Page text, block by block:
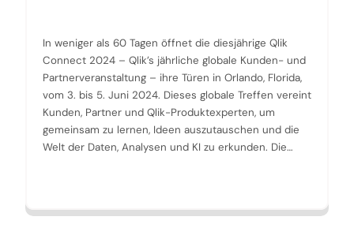
In weniger als 60 Tagen öffnet die diesjährige Qlik
Connect 2024 – Qlik’s jährliche globale Kunden- und
Partnerveranstaltung – ihre Türen in Orlando, Florida,
vom 3. bis 5. Juni 2024. Dieses globale Treffen vereint
Kunden, Partner und Qlik-Produktexperten, um
gemeinsam zu lernen, Ideen auszutauschen und die
Welt der Daten, Analysen und KI zu erkunden. Die…